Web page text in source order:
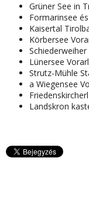
Grüner See in
Formarinsee
Kaisertal
Körbersee
Lünersee
Strutz-Mühle
a Wiegensee
Landskron